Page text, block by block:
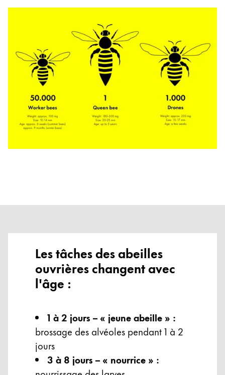
Les tâches des abeilles
ouvrières changent avec
l'âge :
1 à 2 jours – « jeune abeille » :
brossage des alvéoles pendant 1 à 2
jours
3 à 8 jours – « nourrice » :